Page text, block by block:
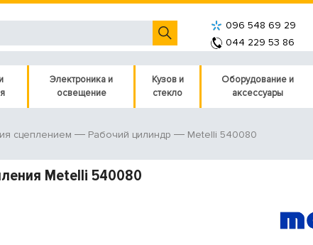
096 548 69 29
044 229 53 86
Электроника и
освещение
Кузов и
стекло
Оборудование и
аксессуары
сцеплением Рабочий цилиндр Metelli 540080
Metelli 540080